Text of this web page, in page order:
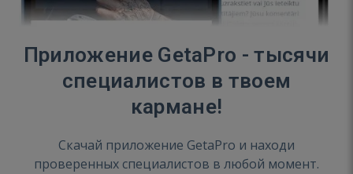
Приложение GetaPro - тысячи
специалистов в твоем
кармане!
Скачай приложение GetaPro и находи
проверенных специалистов в любой момент.